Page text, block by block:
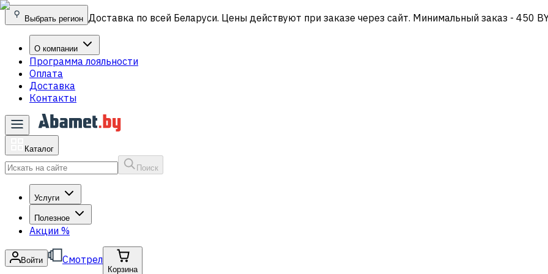
Выбрать регион Доставка по всей Беларуси. Цены действуют при заказе через сайт. Минимальный заказ - 450
О компании
Программа лояльности
Оплата
Доставка
Контакты
Каталог
Поиск
Услуги
Полезное
Акции %
Войти Смотрел
Корзина